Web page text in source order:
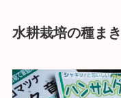
水耕栽培の種ま